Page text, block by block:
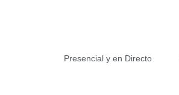
Presencial y en Directo